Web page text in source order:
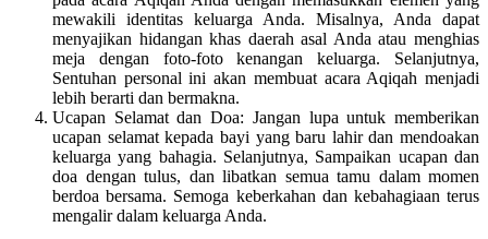
mewakili identitas keluarga Anda. Misalnya, Anda dapat
menyajikan hidangan khas daerah asal Anda atau menghias
meja dengan foto-foto kenangan keluarga. Selanjutnya,
Sentuhan personal ini akan membuat acara Aqiqah menjadi
lebih berarti dan bermakna.
Ucapan Selamat dan Doa: Jangan lupa untuk memberikan
ucapan selamat kepada bayi yang baru lahir dan mendoakan
keluarga yang bahagia. Selanjutnya, Sampaikan ucapan dan
doa dengan tulus, dan libatkan semua tamu dalam momen
berdoa bersama. Semoga keberkahan dan kebahagiaan terus
mengalir dalam keluarga Anda.